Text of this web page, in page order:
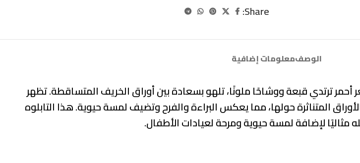
Share:
الوصفمعلومات إضافية
ترتدي قبعة ووشاحًا ملونًا، تلهو بسعادة بين أوراق الخريف المتساقطة. تظهر
المتناثرة حولها، مما يعكس البراءة والفرح وتضيف لمسة حيوية. هذا التابلوه
مثاليًا لإضافة لمسة حيوية ومرحة لعيادات الأطفال.